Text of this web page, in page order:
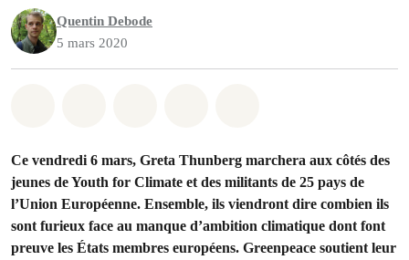
Quentin Debode
5 mars 2020
Ce vendredi 6 mars, Greta Thunberg marchera aux côtés des
jeunes de Youth for Climate et des militants de 25 pays de
l’Union Européenne. Ensemble, ils viendront dire combien ils
sont furieux face au manque d’ambition climatique dont font
preuve les États membres européens. Greenpeace soutient leur